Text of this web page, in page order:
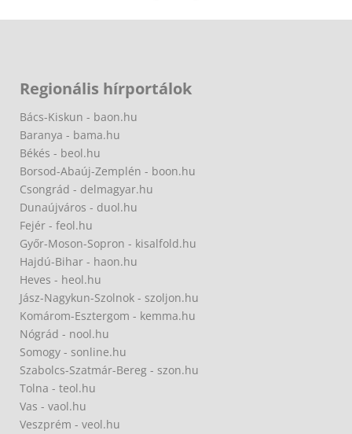
Regionális hírportálok
Bács-Kiskun - baon.hu
Baranya - bama.hu
Békés - beol.hu
Borsod-Abaúj-Zemplén - boon.hu
Csongrád - delmagyar.hu
Dunaújváros - duol.hu
Fejér - feol.hu
Győr-Moson-Sopron - kisalfold.hu
Hajdú-Bihar - haon.hu
Heves - heol.hu
Jász-Nagykun-Szolnok - szoljon.hu
Komárom-Esztergom - kemma.hu
Nógrád - nool.hu
Somogy - sonline.hu
Szabolcs-Szatmár-Bereg - szon.hu
Tolna - teol.hu
Vas - vaol.hu
Veszprém - veol.hu